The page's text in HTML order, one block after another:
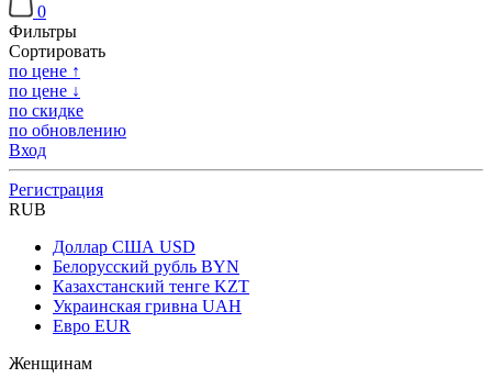
0
Фильтры
Сортировать
по цене ↑
по цене ↓
по скидке
по обновлению
Вход
Регистрация
RUB
Доллар США USD
Белорусский рубль BYN
Казахстанский тенге KZT
Украинская гривна UAH
Евро EUR
Женщинам